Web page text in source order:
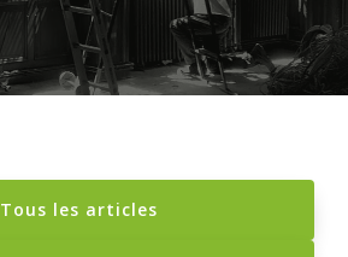
Tous les articles